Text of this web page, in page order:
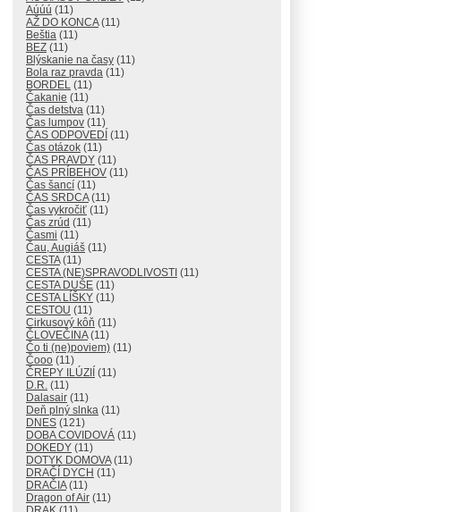
Aúúú (11)
AŽ DO KONCA(11)
Beštia (11)
BEZ (11)
Blýskanie na časy (11)
Bola raz pravda (11)
BORDEL (11)
Čakanie (11)
Čas detstva (11)
Čas lumpov (11)
ČAS ODPOVEDÍ (11)
Čas otázok (11)
ČAS PRAVDY (11)
ČAS PRÍBEHOV (11)
Čas šancí (11)
ČAS SRDCA(11)
Čas vykročiť (11)
Čas zrúd (11)
Časmi (11)
Čau, Augiáš (11)
CESTA(11)
CESTA (NE)SPRAVODLIVOSTI (11)
CESTA DUŠE (11)
CESTA LÍŠKY (11)
CESTOU (11)
Cirkusový kôň (11)
ČLOVEČINA(11)
Čo ti (ne)poviem) (11)
Čooo (11)
ČREPY ILÚZIÍ
(11)
D.R. (11)
Dalasair (11)
Deň plný slnka (11)
DNES (121)
DOBA COVIDOVÁ (11)
DOKEDY (11)
DOTYK DOMOVA(11)
DRAČÍ DYCH (11)
DRAČIA(11)
Dragon of Air (11)